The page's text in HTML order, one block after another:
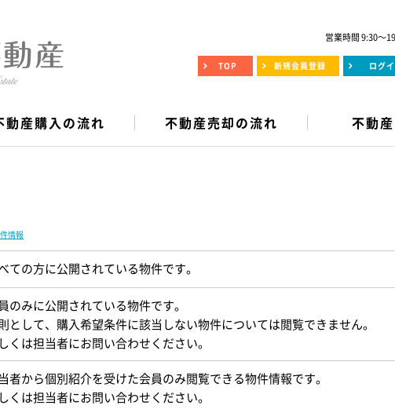
営業時間 9:30～
TOP 新規会員登録 ログ
動産購入の流れ 不動産売却の流れ 不動
情報
ての方に公開されている物件です。
のみに公開されている物件です。
として、購入希望条件に該当しない物件については閲覧できません。
くは担当者にお問い合わせください。
者から個別紹介を受けた会員のみ閲覧できる物件情報です。
くは担当者にお問い合わせください。